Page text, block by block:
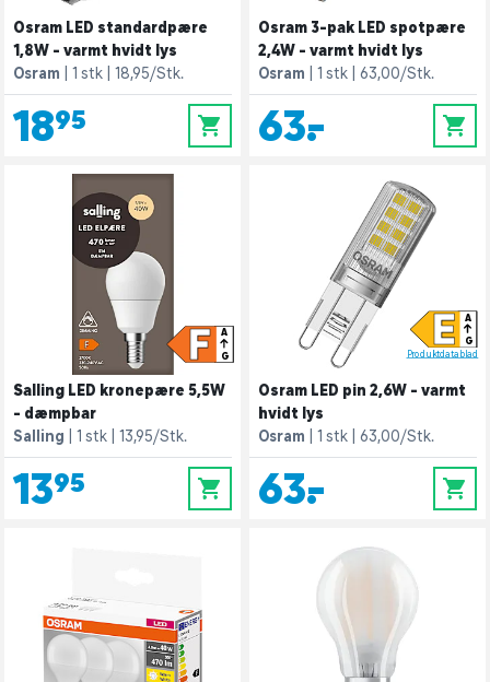
Osram LED standardpære
1,8W - varmt hvidt lys
Osram
1 stk 18,95/Stk.
18,95 0
Osram 3-pak LED spotpære
2,4W - varmt hvidt lys
Osram
1 stk 63,00/Stk.
63,- 0
A
G
F
Salling LED kronepære 5,5W
- dæmpbar
Salling
1 stk 13,95/Stk.
13,95 0
A
G
E
Produktdatablad
Osram LED pin 2,6W - varmt
hvidt lys
Osram
1 stk 63,00/Stk.
63,- 0